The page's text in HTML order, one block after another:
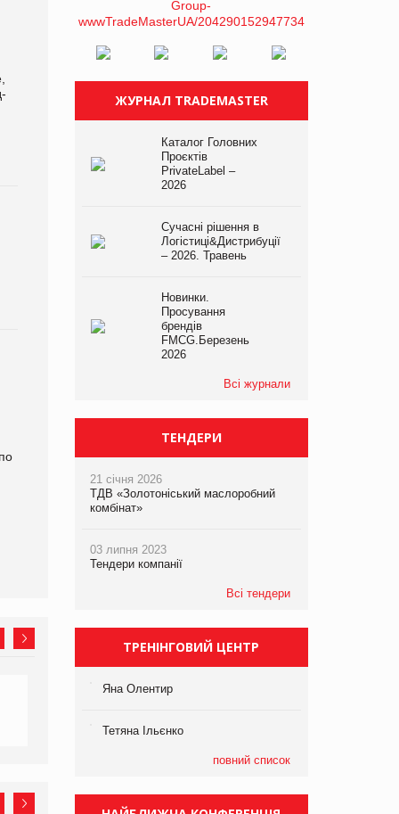
ЖУРНАЛ TRADEMASTER
Каталог Головних
Проєктів
PrivateLabel –
2026
Сучасні рішення в
Логістиці&Дистрибуції
– 2026. Травень
Новинки.
Просування
брендів
FMCG.Березень
2026
Всі журнали
ТЕНДЕРИ
21 січня 2026
ТДВ «Золотоніський маслоробний
комбінат»
03 липня 2023
Тендери компанії
Всі тендери
ТРЕНІНГОВИЙ ЦЕНТР
Яна Олентир
Тетяна Ільєнко
повний список